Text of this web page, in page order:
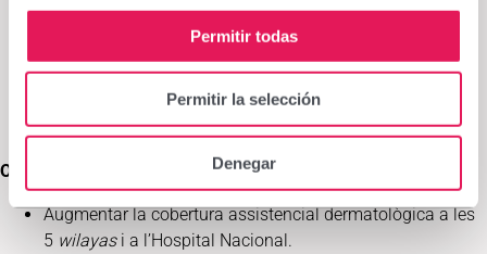
Permitir todas
Permitir la selección
Denegar
presencials, tractaments específics i formació del
personal local.
Augmentar l’autonomia i la capacitat de resposta
personal sanitari local.
Objectius específics
Augmentar la cobertura assistencial dermatològica a les
5 wilayasi a l’Hospital Nacional.